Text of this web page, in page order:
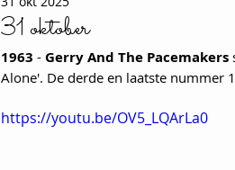
31 oktober
1963 - Gerry And The Pacemakers
Alone'. De derde en laatste nummer
https://youtu.be/OV5_LQArLa0